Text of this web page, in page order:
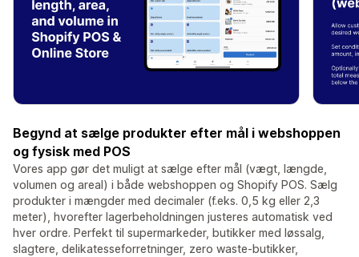
Begynd at sælge produkter efter mål i webshoppen
og fysisk med POS
Vores app gør det muligt at sælge efter mål (vægt, længde,
volumen og areal) i både webshoppen og Shopify POS. Sælg
produkter i mængder med decimaler (f.eks. 0,5 kg eller 2,3
meter), hvorefter lagerbeholdningen justeres automatisk ved
hver ordre. Perfekt til supermarkeder, butikker med løssalg,
slagtere, delikatesseforretninger, zero waste-butikker,